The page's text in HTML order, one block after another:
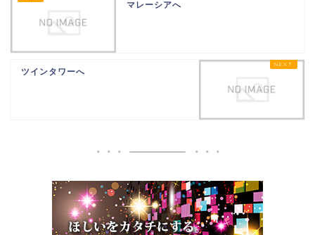
マレーシアへ
ツインタワーへ